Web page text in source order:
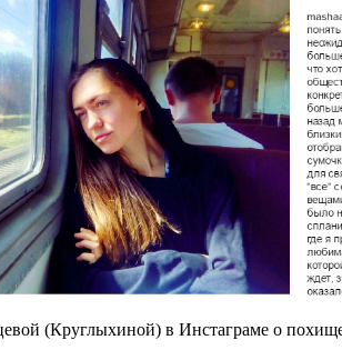
(Круглыхиной) в Инстаграме о